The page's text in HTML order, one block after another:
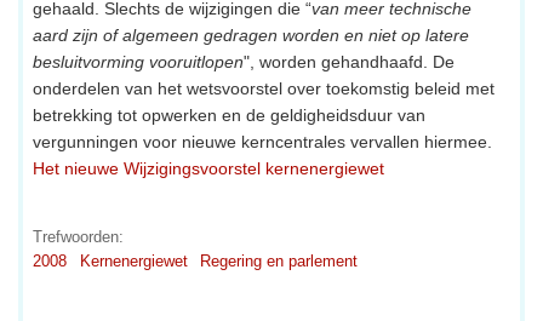
gehaald. Slechts de wijzigingen die “van meer technische
aard zijn of algemeen gedragen worden en niet op latere
besluitvorming vooruitlopen", worden gehandhaafd. De
onderdelen van het wetsvoorstel over toekomstig beleid met
betrekking tot opwerken en de geldigheidsduur van
vergunningen voor nieuwe kerncentrales vervallen hiermee.
Het nieuwe Wijzigingsvoorstel kernenergiewet
Trefwoorden:
2008
Kernenergiewet Regering en parlement